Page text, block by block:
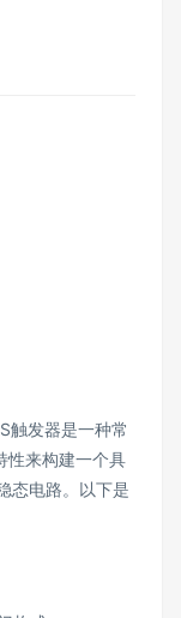
触发器是一种常
性来构建一个具
态电路。以下是